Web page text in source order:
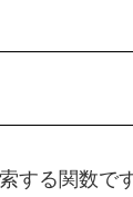
る関数で